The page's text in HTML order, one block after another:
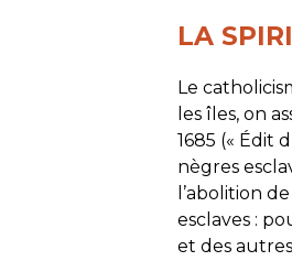
LA
Le
les îles, on
1685 (« Édit
nègres
l’abolition
esclaves :
et des